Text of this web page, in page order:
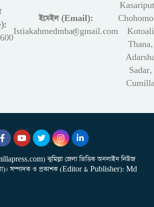
ইমেইল (Email):
Istiakahmedmba@gmail.com
Kotoali
Thana,
Sadar,
কুমিল্লা জেলা ভিত্তিক অনলাইন নিউজ
সম্পাদক ও প্রকাশক (Editor & Publisher): Md